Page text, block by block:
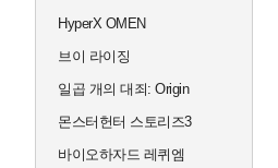
HyperX OMEN
브이 라이징
일곱 개의 대죄: Origin
몬스터헌터 스토리즈3
바이오하자드 레퀴엠